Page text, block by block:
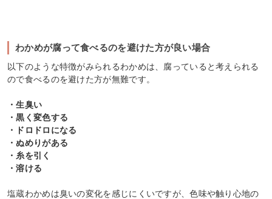
わかめが腐って食べるのを避けた方が良い場合
以下のような特徴がみられるわかめは、腐っていると考えられる
ので食べるのを避けた方が無難です。
・生臭い
・黒く変色する
・ドロドロになる
・ぬめりがある
・糸を引く
・溶ける
塩蔵わかめは臭いの変化を感じにくいですが、色味や触り心地の